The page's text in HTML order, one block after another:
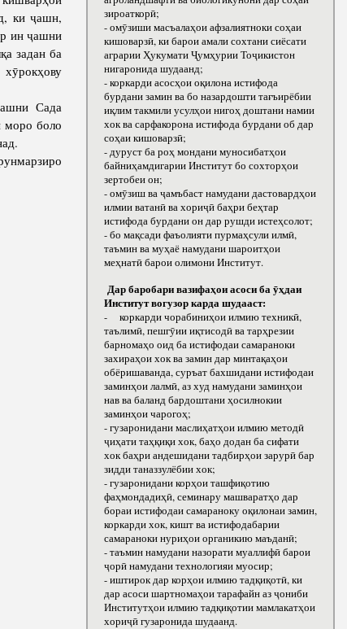
ки ҷашн,
ин ҷашни
задан ба
Сада
моро боло
зироаткорӣ;
- омӯзиши масъалаҳои афзалиятноки соҳаи
кишоварзӣ, ки барои амали сохтани сиёсати
аграрии Ҳукумати Ҷумҳурии Тоҷикистон
нигаронида шудаанд;
- коркарди асосҳои оқилона истифода
бурдани замин ва бо назардошти тағъирёбии
иқлим такмили усулҳои нигоҳ доштани намии
хок ва сарфакорона истифода бурдани об дар
соҳаи кишоварзӣ;
- дуруст ба роҳ мондани муносибатҳои
байниҳамдигарии Институт бо сохторҳои
зертобеи он;
- омӯзиш ва ҷамъбаст намудани дастовардҳои
илмии ватанӣ ва хориҷӣ баҳри беҳтар
истифода бурдани он дар рушди истеҳсолот;
- бо мақсади фаъолияти пурмаҳсули илмӣ,
таъмин ва муҳаё намудани шароитҳои
меҳнатӣ барои олимони Институт.
Дар баробари вазифаҳои асоси ба ӯҳдаи
Институт вогузор карда шудааст:
- коркарди чорабиниҳои илмию техникӣ,
таълимӣ, пешгӯии иқтисодӣ ва тарҳрезии
барномаҳо оид ба истифодаи самараноки
захираҳои хок ва замин дар минтақаҳои
обёришаванда, суръат бахшидани истифодаи
заминҳои лалмӣ, аз худ намудани заминҳои
нав ва баланд бардоштани ҳосилнокии
заминҳои чарогоҳ;
- гузаронидани маслиҳатҳои илмию методӣ
ҷиҳати таҳқиқи хок, баҳо додан ба сифати
хок баҳри андешидани тадбирҳои зарурӣ бар
зидди таназзулёбии хок;
- гузаронидани корҳои ташфиқотию
фаҳмондадиҳӣ, семинару машваратҳо дар
бораи истифодаи самараноку оқилонаи замин,
коркарди хок, кишт ва истифодабарии
самараноки нуриҳои органикию маъданӣ;
- таъмин намудани назорати муаллифӣ барои
ҷорӣ намудани технологияи муосир;
- иштирок дар корҳои илмию тадқиқотӣ, ки
дар асоси шартномаҳои тарафайн аз ҷониби
Институтҳои илмию тадқиқотии мамлакатҳои
хориҷӣ гузаронида шудаанд.